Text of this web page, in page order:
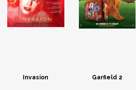
Invasion Garfield 2